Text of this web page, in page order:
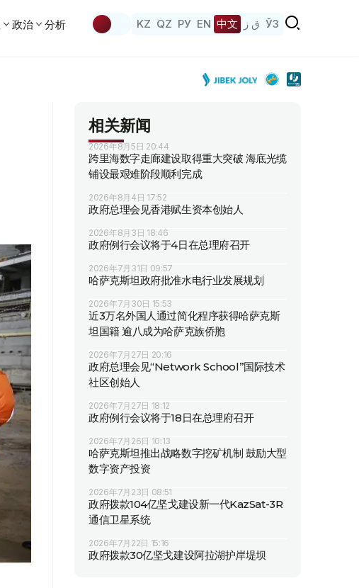
政治 分析 KZ QZ РУ EN 中文 ق ز ЎЗ
相关新闻
2026年8月5日 20:44
跨里海数字走廊建设取得重大突破 海底光缆
铺设最艰难阶段顺利完成
2026年8月4日 17:52
政府总理会见香港赋生资本创始人
2026年8月3日 18:46
政府例行会议将于4日在总理府召开
2026年7月31日 09:57
哈萨克斯坦政府批准水电行业发展规划
2026年7月30日 15:53
近3万名外国人通过简化程序获得哈萨克斯
坦国籍 逾八成为哈萨克族侨胞
2026年7月27日 20:16
政府总理会见“Network School”国际技术
社区创始人
2026年7月27日 18:12
政府例行会议将于18日在总理府召开
2026年7月26日 10:13
哈萨克斯坦推出战略数字挖矿机制 鼓励大型
数字资产投资
2026年7月23日 08:51
政府拨款104亿坚戈建设新一代KazSat-3R
通信卫星系统
2026年7月22日 15:16
政府拨款30亿坚戈建设阿拉湖护岸堤坝